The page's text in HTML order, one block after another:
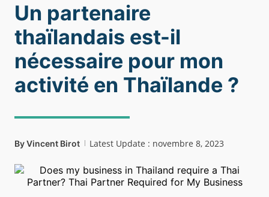
Un partenaire
thaïlandais est-il
nécessaire pour mon
activité en Thaïlande ?
ByVincent Birot Latest Update : novembre 8, 2023